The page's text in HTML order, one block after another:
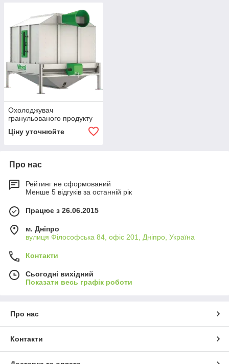
Охолоджувач
гранульованого продукту
Ціну уточнюйте
Про нас
Рейтинг не сформований
Менше 5 відгуків за останній рік
Працює з 26.06.2015
м. Дніпро
вулиця Філософська 84, офіс 201, Дніпро, Україна
Контакти
Сьогодні вихідний
Показати весь графік роботи
Про нас
Контакти